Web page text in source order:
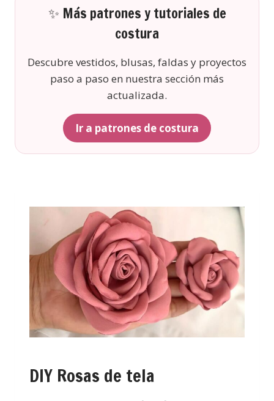
✨ Más patrones y tutoriales de
costura
Descubre vestidos, blusas, faldas y proyectos
paso a paso en nuestra sección más
actualizada.
Ir a patrones de costura
DIY Rosas de tela